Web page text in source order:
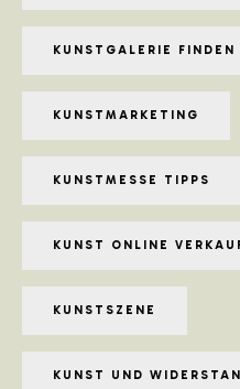
KUNSTGALERIE FINDEN
KUNSTMARKETING
KUNSTMESSE TIPPS
KUNST ONLINE
KUNSTSZENE
KUNST UND